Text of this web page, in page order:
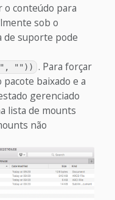
o conteúdo para
sob o
de suporte pode
""))
. Para forçar
baixado e a
gerenciado
lista de mounts
não